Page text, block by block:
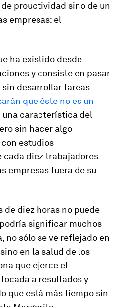
prouctividad sino de un
empresas: el
ha existido desde
y consiste en pasar
sin desarrollar tareas
que éste no es un
una característica del
sin hacer algo
estudios
cada diez trabajadores
empresas fuera de su
de diez horas no puede
significar muchos
no sólo se ve reflejado en
en la salud de los
que ejerce el
a resultados y
que está más tiempo sin